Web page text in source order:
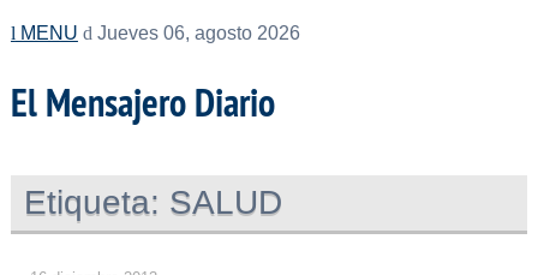
MENU Jueves 06, agosto 2026
El Mensajero Diario
Etiqueta: SALUD